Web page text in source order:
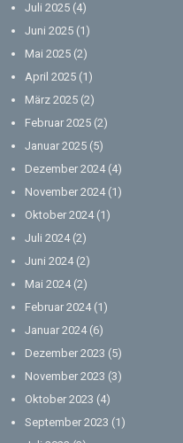
Juli 2025 (4)
Juni 2025 (1)
Mai 2025 (2)
April 2025 (1)
März 2025 (2)
Februar 2025 (2)
Januar 2025 (5)
Dezember 2024(4)
November 2024(1)
Oktober 2024(1)
Juli 2024(2)
Juni 2024(2)
Mai 2024(2)
Februar 2024(1)
Januar 2024(6)
Dezember 2023 (5)
November 2023 (3)
Oktober 2023 (4)
September 2023 (1)